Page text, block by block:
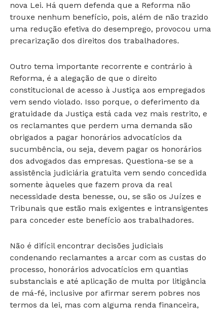
nova Lei. Há quem defenda que a Reforma não
trouxe nenhum benefício, pois, além de não trazido
uma redução efetiva do desemprego, provocou uma
precarização dos direitos dos trabalhadores.
Outro tema importante recorrente e contrário à
Reforma, é a alegação de que o direito
constitucional de acesso à Justiça aos empregados
vem sendo violado. Isso porque, o deferimento da
gratuidade da Justiça está cada vez mais restrito, e
os reclamantes que perdem uma demanda são
obrigados a pagar honorários advocatícios da
sucumbência, ou seja, devem pagar os honorários
dos advogados das empresas. Questiona-se se a
assistência judiciária gratuita vem sendo concedida
somente àqueles que fazem prova da real
necessidade desta benesse, ou, se são os Juízes e
Tribunais que estão mais exigentes e intransigentes
para conceder este benefício aos trabalhadores.
Não é difícil encontrar decisões judiciais
condenando reclamantes a arcar com as custas do
processo, honorários advocatícios em quantias
substanciais e até aplicação de multa por litigância
de má-fé, inclusive por afirmar serem pobres nos
termos da lei, mas com alguma renda financeira,